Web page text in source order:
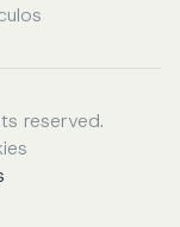
reserved.